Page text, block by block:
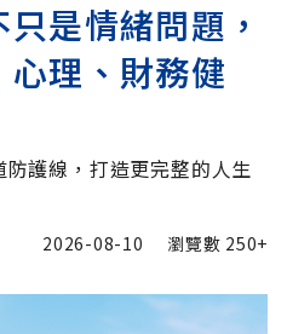
是情緒問題，
理、財務健
護線，打造更完整的人生
2026-08-10 瀏覽數 250+